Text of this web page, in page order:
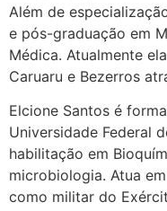
Além de
e pós-graduação em
Médica. Atualmente
Caruaru e Bezerros
Elcione Santos é
Universidade Federal
habilitação em
microbiologia. Atua
como militar do